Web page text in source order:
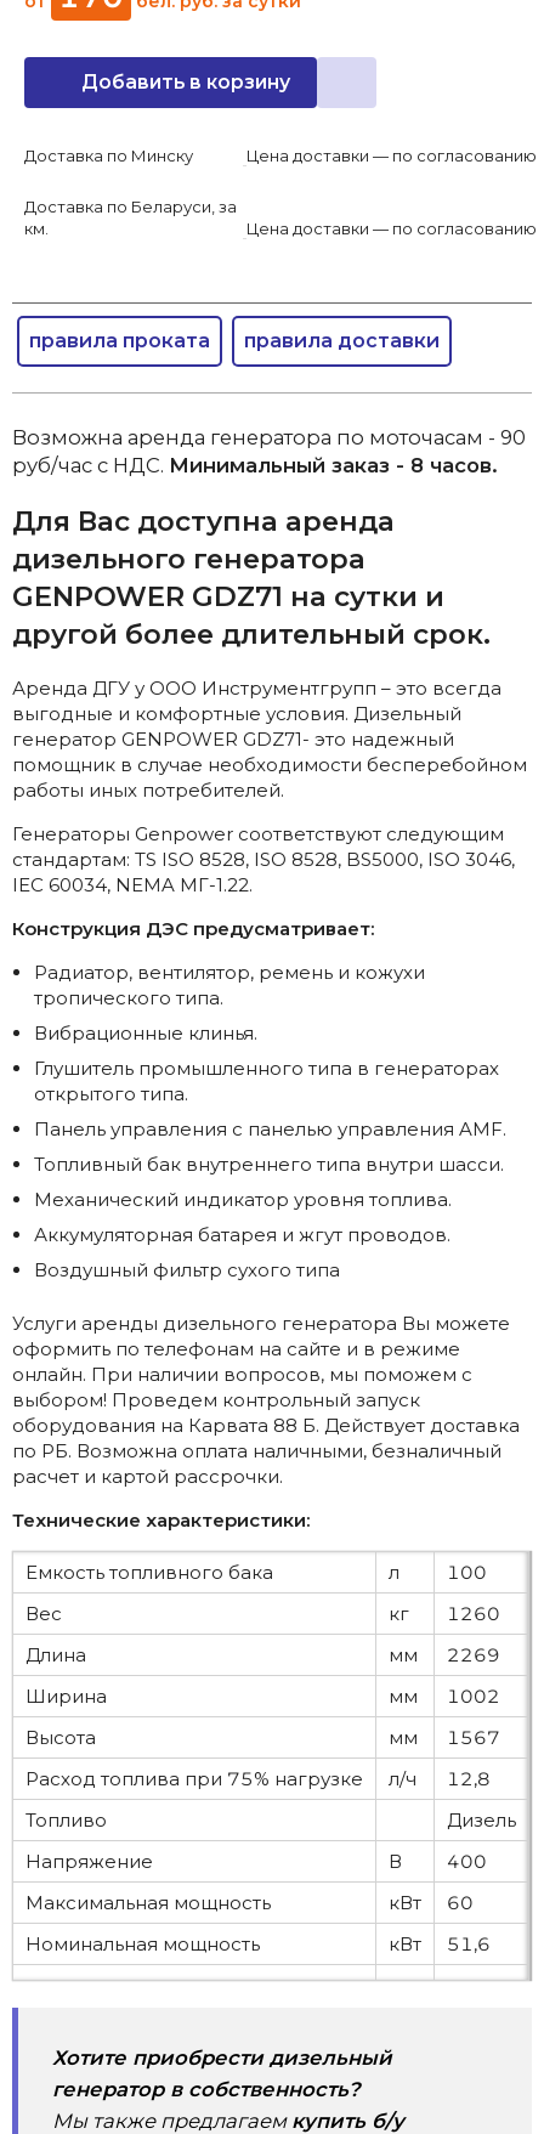
Добавить в корзину
Доставка по Минску Цена доставки — по согласованию
Доставка по Беларуси, за
км.
Цена доставки — по согласованию
правила проката правила доставки
Возможна аренда генератора по моточасам - 90
руб/час с НДС. Минимальный заказ - 8 часов.
Для Вас доступна аренда
дизельного генератора
GENPOWER GDZ71 на сутки и
другой более длительный срок.
Аренда ДГУ у ООО Инструментгрупп – это всегда
выгодные и комфортные условия. Дизельный
генератор GENPOWER GDZ71- это надежный
помощник в случае необходимости бесперебойном
работы иных потребителей.
Генераторы Genpower соответствуют следующим
стандартам: TS ISO 8528, ISO 8528, BS5000, ISO 3046,
IEC 60034, NEMA МГ-1.22.
Конструкция ДЭС предусматривает:
Радиатор, вентилятор, ремень и кожухи
тропического типа.
Вибрационные клинья.
Глушитель промышленного типа в генераторах
открытого типа.
Панель управления с панелью управления AMF.
Топливный бак внутреннего типа внутри шасси.
Механический индикатор уровня топлива.
Аккумуляторная батарея и жгут проводов.
Воздушный фильтр сухого типа
Услуги аренды дизельного генератора Вы можете
оформить по телефонам на сайте и в режиме
онлайн. При наличии вопросов, мы поможем с
выбором! Проведем контрольный запуск
оборудования на Карвата 88 Б. Действует доставка
по РБ. Возможна оплата наличными, безналичный
расчет и картой рассрочки.
Технические характеристики:
Емкость топливного бака л
100
Вес
кг
1260
Длина
мм
2269
Ширина
мм
1002
Высота
мм
1567
Расход топлива при 75% нагрузке
л/ч
12,8
Топливо
Дизель
Напряжение
В
400
Максимальная мощность
кВт
60
Номинальная мощность
кВт 51,6
Хотите приобрести дизельный
генератор в собственность?
Мы также предлагаем купить б/у